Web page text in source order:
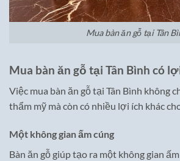
Mua bàn ăn gỗ tại Tân
Mua bàn ăn gỗ tại Tân Bình có
Việc mua bàn ăn gỗ tại Tân Bình không
thẩm mỹ mà còn có nhiều lợi ích khác
Một không gian ấm cúng
Bàn ăn gỗ giúp tạo ra một không gian